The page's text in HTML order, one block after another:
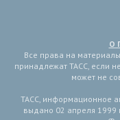
О
Все права на
принадлежат ТАСС, если
может не
ТАСС, информационное
выдано 02 апреля 1999